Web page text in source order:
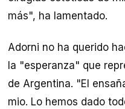
más", ha lamentado.
Adorni no ha querido
la "esperanza" que
de Argentina. "El
mio. Lo hemos dado